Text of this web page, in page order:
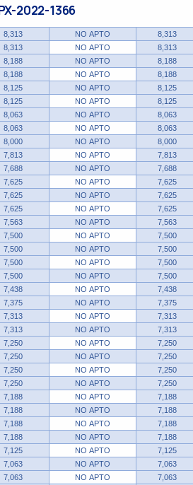
2022-1366
8,313 NO APTO
8,313
8,313 NO APTO
8,313
8,188 NO APTO
8,188
8,188 NO APTO
8,188
8,125 NO APTO
8,125
8,125 NO APTO
8,125
8,063 NO APTO
8,063
8,063 NO APTO
8,063
8,000 NO APTO
8,000
7,813 NO APTO
7,813
7,688 NO APTO
7,688
7,625 NO APTO
7,625
7,625 NO APTO
7,625
7,625 NO APTO
7,625
7,563 NO APTO
7,563
7,500 NO APTO
7,500
7,500 NO APTO
7,500
7,500 NO APTO
7,500
7,500 NO APTO
7,500
7,438 NO APTO
7,438
7,375 NO APTO
7,375
7,313 NO APTO
7,313
7,313 NO APTO
7,313
7,250 NO APTO
7,250
7,250 NO APTO
7,250
7,250 NO APTO
7,250
7,250 NO APTO
7,250
7,188 NO APTO
7,188
7,188 NO APTO
7,188
7,188 NO APTO
7,188
7,188 NO APTO
7,188
7,125 NO APTO
7,125
7,063 NO APTO
7,063
7,063 NO APTO
7,063